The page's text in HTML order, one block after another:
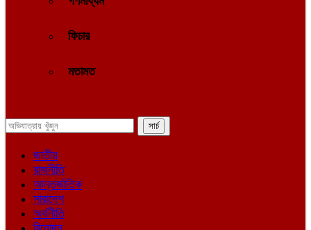
ফিচার
মতামত
জাতীয়
রাজনীতি
আন্তর্জাতিক
সারাদেশ
অর্থনীতি